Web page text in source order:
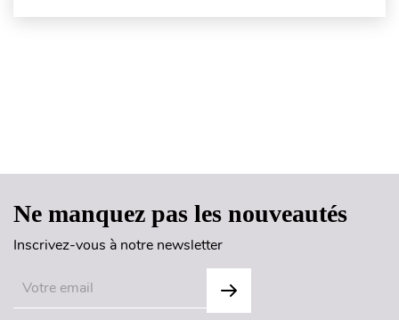
Ne manquez pas les nouveautés
Inscrivez-vous à notre newsletter